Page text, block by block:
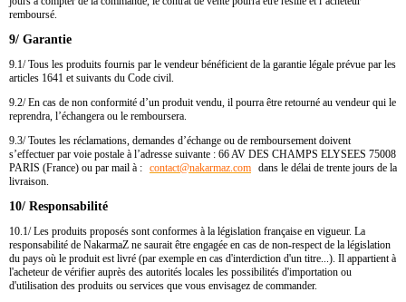
remboursé.
9/ Garantie
9.1/ Tous les produits fournis par le vendeur bénéficient de la garantie légale prévue par les
articles 1641 et suivants du Code civil.
9.2/ En cas de non conformité d’un produit vendu, il pourra être retourné au vendeur qui le
reprendra, l’échangera ou le remboursera.
9.3/ Toutes les réclamations, demandes d’échange ou de remboursement doivent
s’effectuer par voie postale à l’adresse suivante : 66 AV DES CHAMPS ELYSEES 75008
PARIS (France) ou par mail à : contact​@​nakarmaz.com dans le délai de trente jours de la
livraison.
10/ Responsabilité
10.1/ Les produits proposés sont conformes à la législation française en vigueur. La
responsabilité de NakarmaZ ne saurait être engagée en cas de non-respect de la législation
du pays où le produit est livré (par exemple en cas d'interdiction d'un titre...). Il appartient à
l'acheteur de vérifier auprès des autorités locales les possibilités d'importation ou
d'utilisation des produits ou services que vous envisagez de commander.